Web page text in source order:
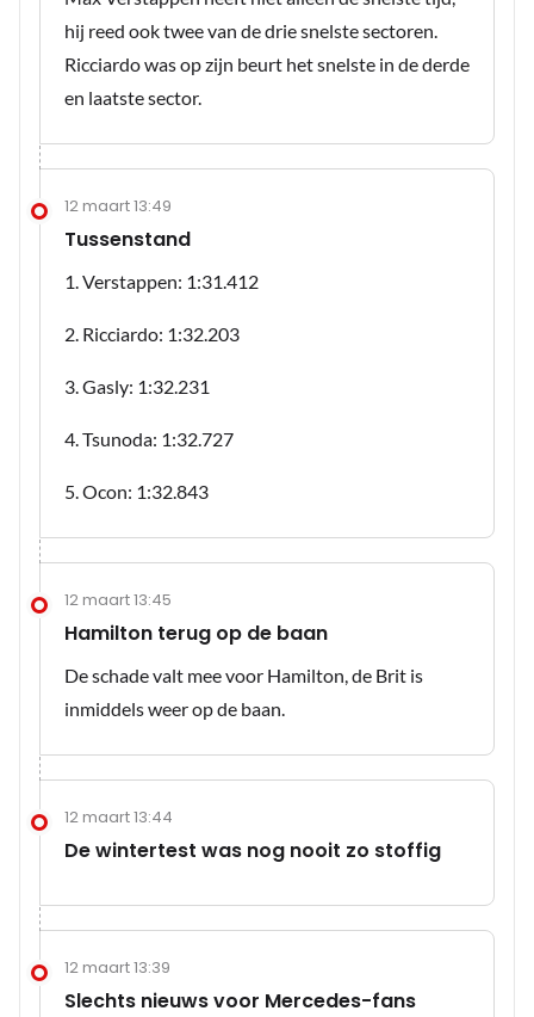
hij reed ook twee van de drie snelste sectoren.
Ricciardo was op zijn beurt het snelste in de derde
en laatste sector.
12 maart 13:49
Tussenstand
1. Verstappen: 1:31.412
2. Ricciardo: 1:32.203
3. Gasly: 1:32.231
4. Tsunoda: 1:32.727
5. Ocon: 1:32.843
12 maart 13:45
Hamilton terug op de baan
De schade valt mee voor Hamilton, de Brit is
inmiddels weer op de baan.
12 maart 13:44
De wintertest was nog nooit zo stoffig
12 maart 13:39
Slechts nieuws voor Mercedes-fans